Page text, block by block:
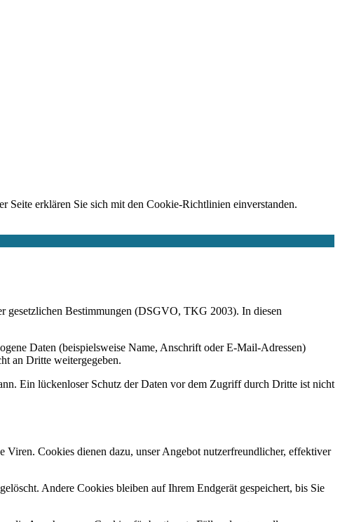
Seite erklären Sie sich mit den Cookie-Richtlinien einverstanden.
gesetzlichen Bestimmungen (DSGVO, TKG 2003). In diesen
Daten (beispielsweise Name, Anschrift oder E-Mail-Adressen)
an Dritte weitergegeben.
Ein lückenloser Schutz der Daten vor dem Zugriff durch Dritte ist nicht
Viren. Cookies dienen dazu, unser Angebot nutzerfreundlicher, effektiver
Andere Cookies bleiben auf Ihrem Endgerät gespeichert, bis Sie